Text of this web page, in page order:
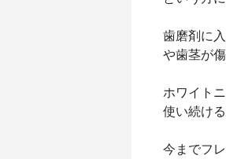
歯磨剤に
や歯茎が
ホワイト
使い続け
今までフ